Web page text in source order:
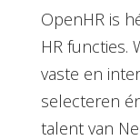
OpenHR is
HR functies.
vaste en
selecteren
talent van